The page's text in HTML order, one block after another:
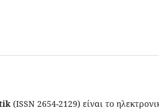
(ISSN 2654-2129) είναι το